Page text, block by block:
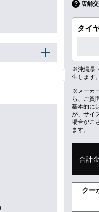
店舗
タイ
※沖縄県
生します
※メーカ
ら、ご質
基本的に
が、サイ
場合がご
ます。
合計
クー